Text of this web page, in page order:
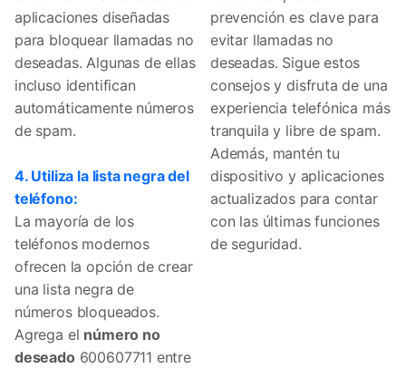
aplicaciones diseñadas
para bloquear llamadas no
deseadas. Algunas de ellas
incluso identifican
automáticamente números
de spam.
4. Utiliza la lista negra del
teléfono:
La mayoría de los
teléfonos modernos
ofrecen la opción de crear
una lista negra de
números bloqueados.
Agrega el número no
deseado 600607711 entre
prevención es clave para
evitar llamadas no
deseadas. Sigue estos
consejos y disfruta de una
experiencia telefónica más
tranquila y libre de spam.
Además, mantén tu
dispositivo y aplicaciones
actualizados para contar
con las últimas funciones
de seguridad.